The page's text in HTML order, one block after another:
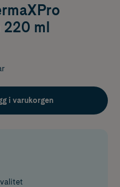
220 ml
i varukorgen